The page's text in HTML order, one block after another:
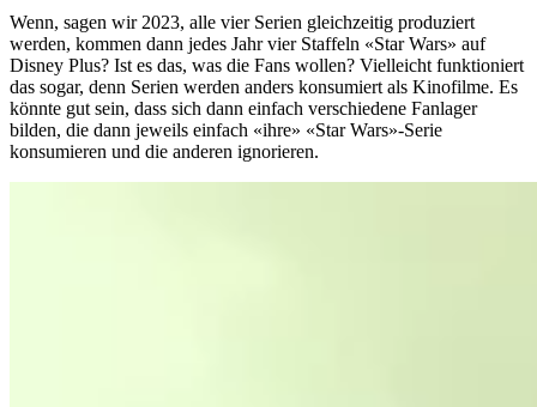
Wenn, sagen wir 2023, alle vier Serien gleichzeitig produziert
werden, kommen dann jedes Jahr vier Staffeln «Star Wars» auf
Disney Plus? Ist es das, was die Fans wollen? Vielleicht funktioniert
das sogar, denn Serien werden anders konsumiert als Kinofilme. Es
könnte gut sein, dass sich dann einfach verschiedene Fanlager
bilden, die dann jeweils einfach «ihre» «Star Wars»-Serie
konsumieren und die anderen ignorieren.